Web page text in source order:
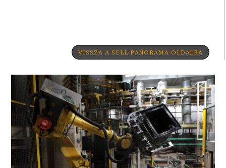
VISSZA A SELL PANORÁMA OLDALRA